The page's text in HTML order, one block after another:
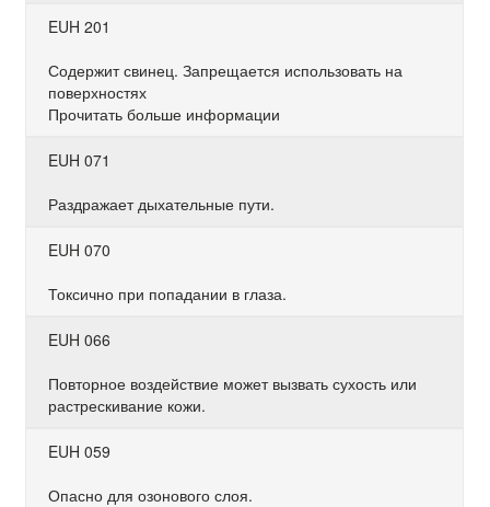
EUH 201
Содержит свинец. Запрещается использовать на
поверхностях
Прочитать больше информации
EUH 071
Раздражает дыхательные пути.
EUH 070
Токсично при попадании в глаза.
EUH 066
Повторное воздействие может вызвать сухость или
растрескивание кожи.
EUH 059
Опасно для озонового слоя.